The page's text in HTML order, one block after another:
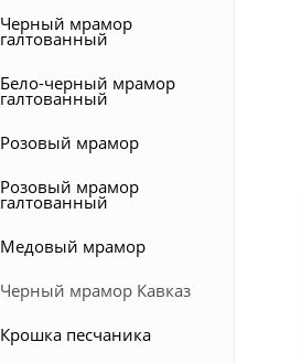
Черный мрамор
галтованный
Бело-черный мрамор
галтованный
Розовый мрамор
Розовый мрамор
галтованный
Медовый мрамор
Черный мрамор Кавказ
Крошка песчаника